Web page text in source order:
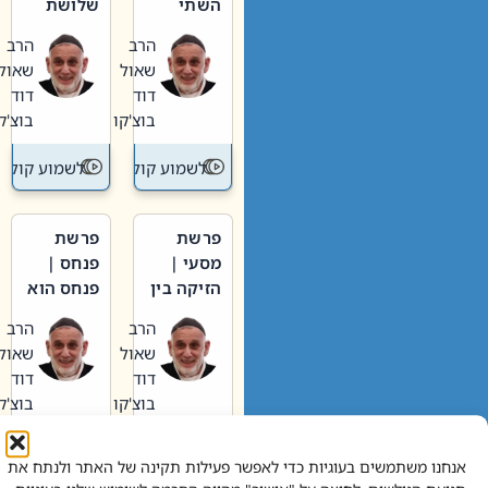
אנחנו משתמשים בעוגיות כדי לאפשר פעילות תקינה של האתר ולנתח את
וערב של
חיינו
הרב
שאול
דוד
בוצ'קו
לשמוע קול תורה – מדרש
האבות
הרב
שאול
דוד
בוצ'קו
לשמוע קול
פרשת
מסעי |
הזיקה בין
הגדול לעם הרב
שאול
דוד
בוצ'קו
לשמוע קול תורה – מדרש
פרשת
פנחס |
פנחס הוא
אליהו: בין
קנאות
הורסת
לקנאות
בונה
הרב
שאול
דוד
בוצ'קו
לשמוע קול